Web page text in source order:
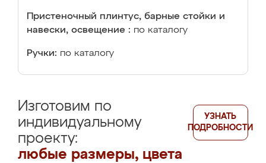
Пристеночный плинтус, барные стойки и
навески, освещение : по каталогу
Ручки: по каталогу
Изготовим по
индивидуальному
проекту:
любые размеры, цвета
УЗНАТЬ
ПОДРОБНОСТИ